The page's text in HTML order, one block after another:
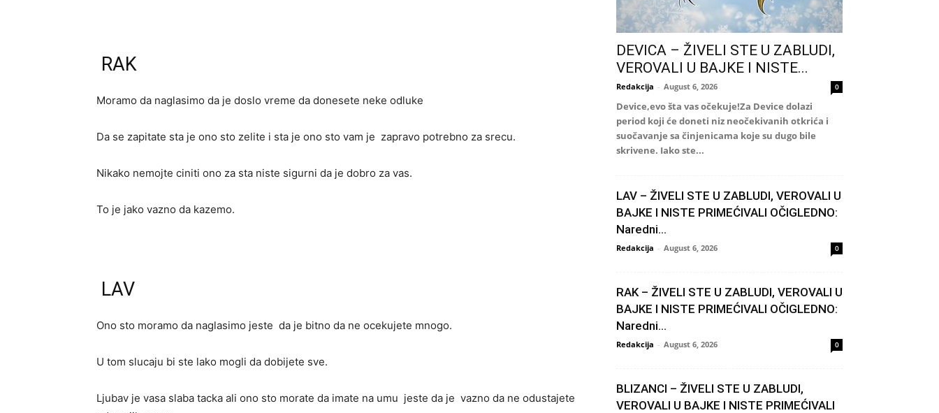
RAK
Moramo da naglasimo da je doslo vreme da donesete neke odluke
Da se zapitate sta je ono sto zelite i sta je ono sto vam je zapravo potrebno za srecu.
Nikako nemojte ciniti ono za sta niste sigurni da je dobro za vas.
To je jako vazno da kazemo.
LAV
Ono sto moramo da naglasimo jeste da je bitno da ne ocekujete mnogo.
U tom slucaju bi ste lako mogli da dobijete sve.
Ljubav je vasa slaba tacka ali ono sto morate da imate na umu jeste da je vazno da ne odustajete
DEVICA – ŽIVELI STE U ZABLUDI,
VEROVALI U BAJKE I NISTE...
Redakcija - August 6, 2026 0
Device,evo šta vas očekuje!Za Device dolazi
period koji će doneti niz neočekivanih otkrića i
suočavanje sa činjenicama koje su dugo bile
skrivene. Iako ste...
LAV – ŽIVELI STE U ZABLUDI, VEROVALI U
BAJKE I NISTE PRIMEĆIVALI OČIGLEDNO:
Naredni...
Redakcija - August 6, 2026 0
RAK – ŽIVELI STE U ZABLUDI, VEROVALI U
BAJKE I NISTE PRIMEĆIVALI OČIGLEDNO:
Naredni...
Redakcija - August 6, 2026 0
BLIZANCI – ŽIVELI STE U ZABLUDI,
VEROVALI U BAJKE I NISTE PRIMEĆIVALI